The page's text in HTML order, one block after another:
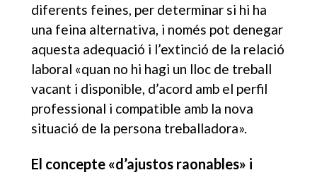
diferents feines, per determinar si hi ha
una feina alternativa, i només pot denegar
aquesta adequació i l’extinció de la relació
laboral «quan no hi hagi un lloc de treball
vacant i disponible, d’acord amb el perfil
professional i compatible amb la nova
situació de la persona treballadora».
El concepte «d’ajustos raonables» i